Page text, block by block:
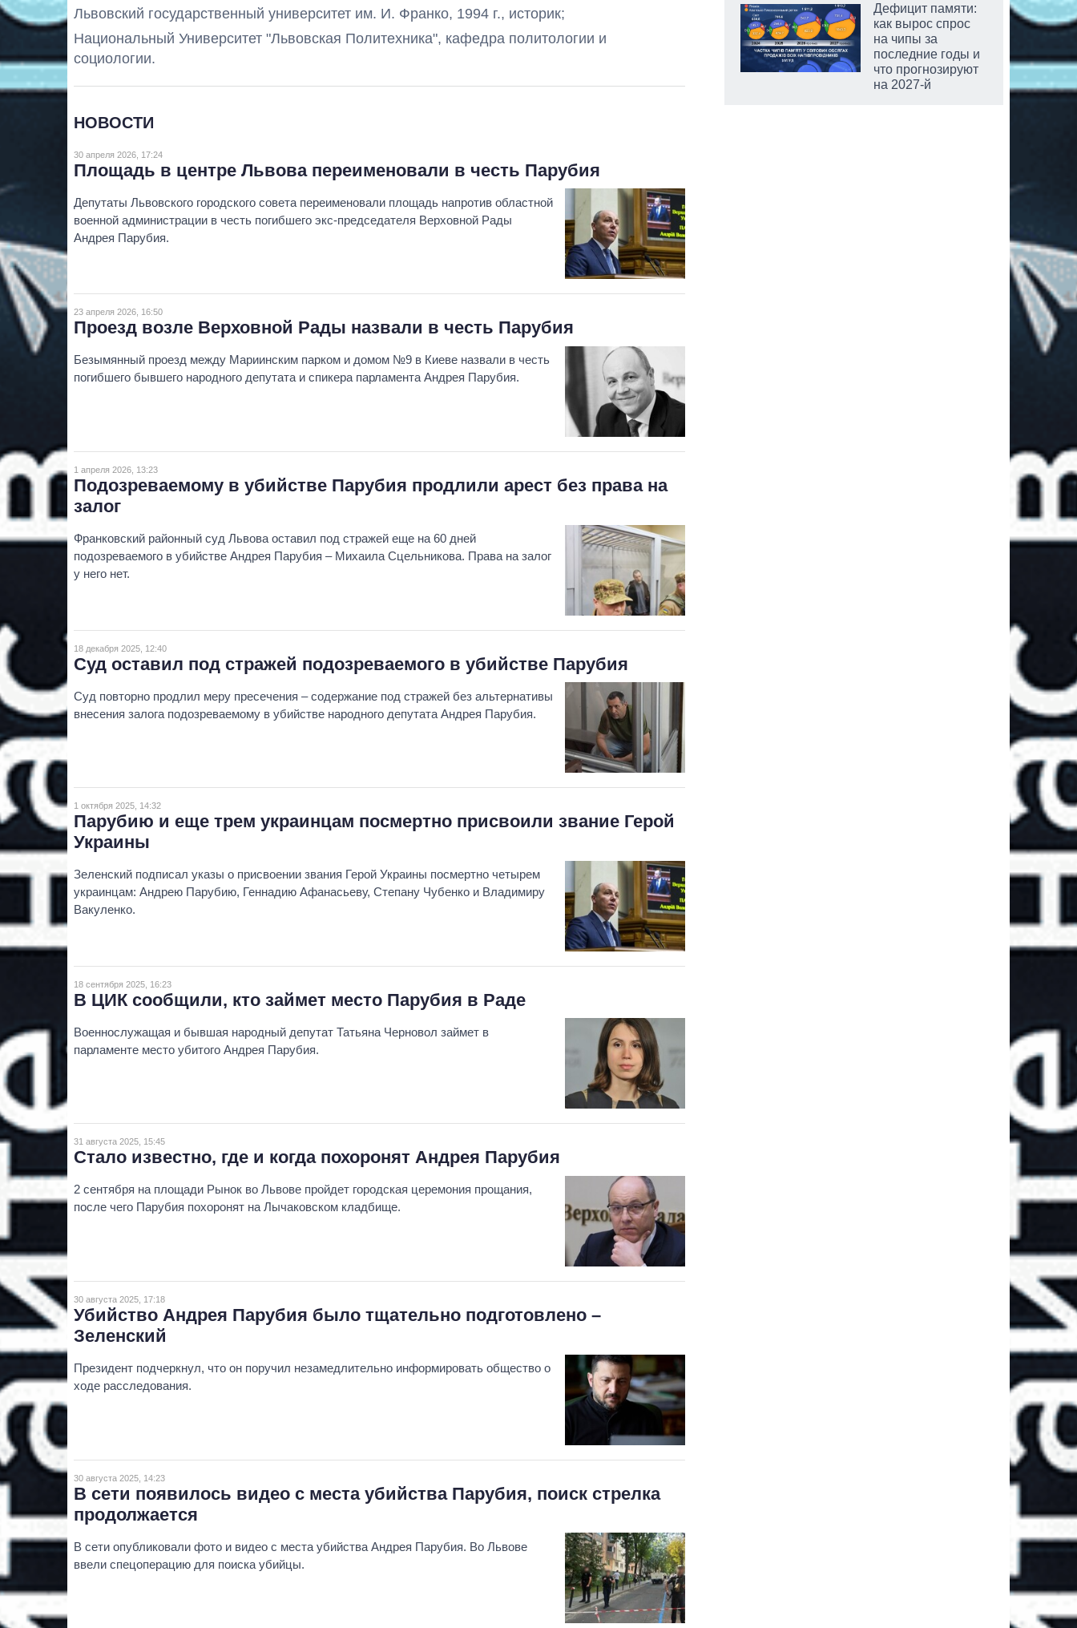
Львовский государственный университет им. И. Франко, 1994 г., историк;
Национальный Университет "Львовская Политехника", кафедра политологии и
социологии.
НОВОСТИ
30 апреля 2026, 17:24
Площадь в центре Львова переименовали в честь Парубия
Депутаты Львовского городского совета переименовали площадь напротив областной
военной администрации в честь погибшего экс-председателя Верховной Рады
Андрея Парубия.
23 апреля 2026, 16:50
Проезд возле Верховной Рады назвали в честь Парубия
Безымянный проезд между Мариинским парком и домом №9 в Киеве назвали в честь
погибшего бывшего народного депутата и спикера парламента Андрея Парубия.
1 апреля 2026, 13:23
Подозреваемому в убийстве Парубия продлили арест без права на
залог
Франковский районный суд Львова оставил под стражей еще на 60 дней
подозреваемого в убийстве Андрея Парубия – Михаила Сцельникова. Права на залог
у него нет.
18 декабря 2025, 12:40
Суд оставил под стражей подозреваемого в убийстве Парубия
Суд повторно продлил меру пресечения – содержание под стражей без альтернативы
внесения залога подозреваемому в убийстве народного депутата Андрея Парубия.
1 октября 2025, 14:32
Парубию и еще трем украинцам посмертно присвоили звание Герой
Украины
Зеленский подписал указы о присвоении звания Герой Украины посмертно четырем
украинцам: Андрею Парубию, Геннадию Афанасьеву, Степану Чубенко и Владимиру
Вакуленко.
18 сентября 2025, 16:23
В ЦИК сообщили, кто займет место Парубия в Раде
Военнослужащая и бывшая народный депутат Татьяна Черновол займет в
парламенте место убитого Андрея Парубия.
31 августа 2025, 15:45
Стало известно, где и когда похоронят Андрея Парубия
2 сентября на площади Рынок во Львове пройдет городская церемония прощания,
после чего Парубия похоронят на Лычаковском кладбище.
30 августа 2025, 17:18
Убийство Андрея Парубия было тщательно подготовлено –
Зеленский
Президент подчеркнул, что он поручил незамедлительно информировать общество о
ходе расследования.
30 августа 2025, 14:23
В сети появилось видео с места убийства Парубия, поиск стрелка
продолжается
В сети опубликовали фото и видео с места убийства Андрея Парубия. Во Львове
ввели спецоперацию для поиска убийцы.
количество
магистратуру и
Дефицит памяти:
как вырос спрос
на чипы за
последние годы и
что прогнозируют
на 2027-й